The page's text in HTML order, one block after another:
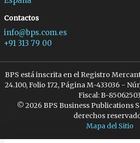
Contactos
info@bps.com.es
+91 313 79 00
BPS está inscrita en el Registro
24.100, Folio 172, Página M-433036 -
Fiscal: B-85062503
© 2026 BPS Business Publications
derechos
Mapa del Sitio